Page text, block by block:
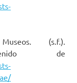
(s.f.).
de